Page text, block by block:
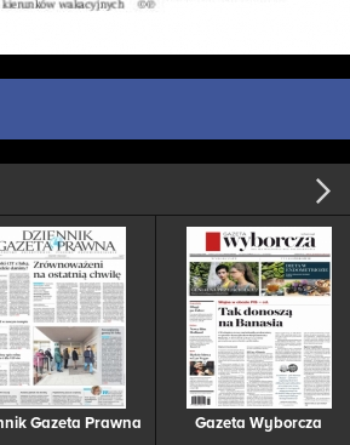
Gazeta Prawna Gazeta Wyborcza